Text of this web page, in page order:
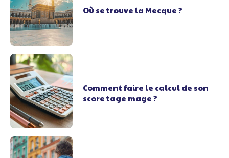
Où se trouve la Mecque ?
Comment faire le calcul de son
score tage mage ?